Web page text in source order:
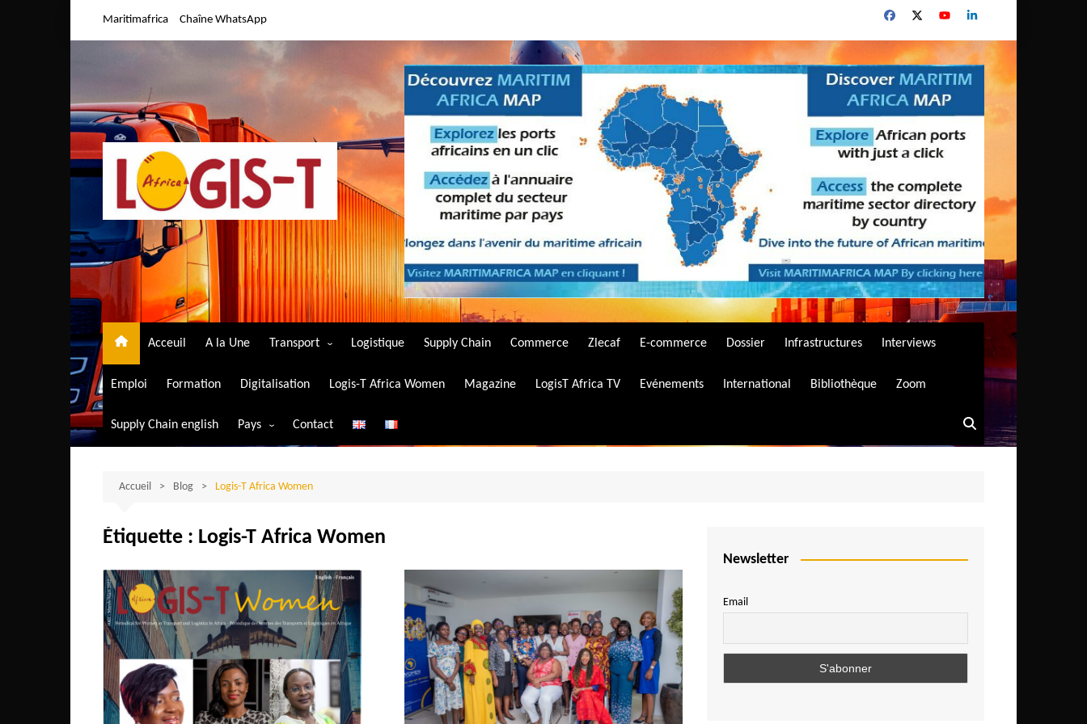
Maritimafrica Chaîne WhatsApp
Acceuil A la Une Transport
Transport aérien
Transport ferroviaire
Transport routier
Logistique Supply Chain Commerce Zlecaf E-commerce Dossier Infrastructures Interviews
Emploi Formation Digitalisation Logis-T Africa Women Magazine LogisT Africa TV Evénements International Bibliothèque Zoom
Supply Chain english Pays
Algérie
Bénin
Burkina-Faso
Burundi
Bostwana
Cameroun
Centrafrique
Comores
Contact
Accueil Blog Logis-T Africa Women
Étiquette : Logis-T Africa Women
Newsletter
Email